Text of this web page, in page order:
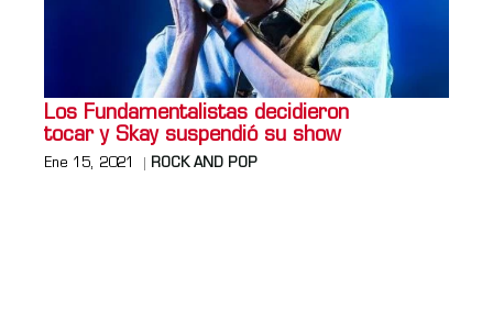
Los Fundamentalistas decidieron
tocar y Skay suspendió su show
Ene 15, 2021 ROCK AND POP